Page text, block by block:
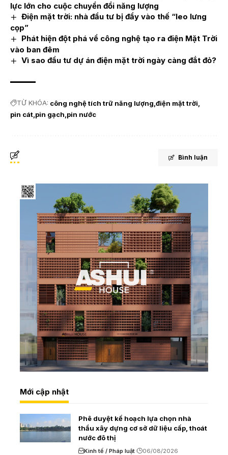
lực lớn cho cuộc chuyển đổi năng lượng
Điện mặt trời: nhà đầu tư bị đẩy vào thế “leo lưng
cọp”
Phát hiện đột phá về công nghệ tạo ra điện Mặt Trời
vào ban đêm
Vì sao đầu tư dự án điện mặt trời ngày càng đắt đỏ?
TỪ KHÓA: công nghệ tích trữ năng lượng điện mặt trời
pin cát pin gạch pin nước
Bình luận
Mới cập nhật
Phê duyệt kế hoạch lựa chọn nhà
thầu xây dựng cơ sở dữ liệu cấp, thoát
nước đô thị
Kinh tế / Pháp luật 06/08/2026